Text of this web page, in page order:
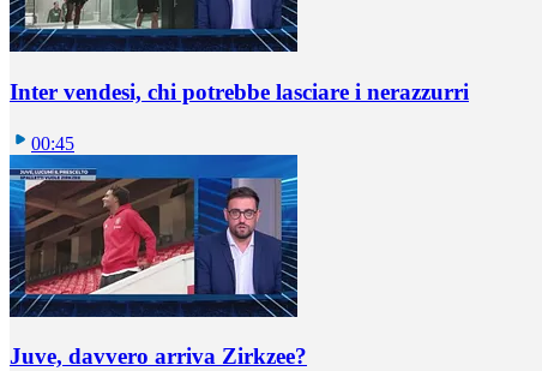
Inter vendesi, chi potrebbe lasciare i nerazzurri
00:45
Juve, davvero arriva Zirkzee?